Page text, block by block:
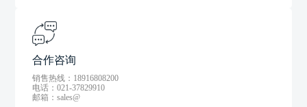
合作咨询
销售热线：18916808200
电话：021-37829910
邮箱：sales@